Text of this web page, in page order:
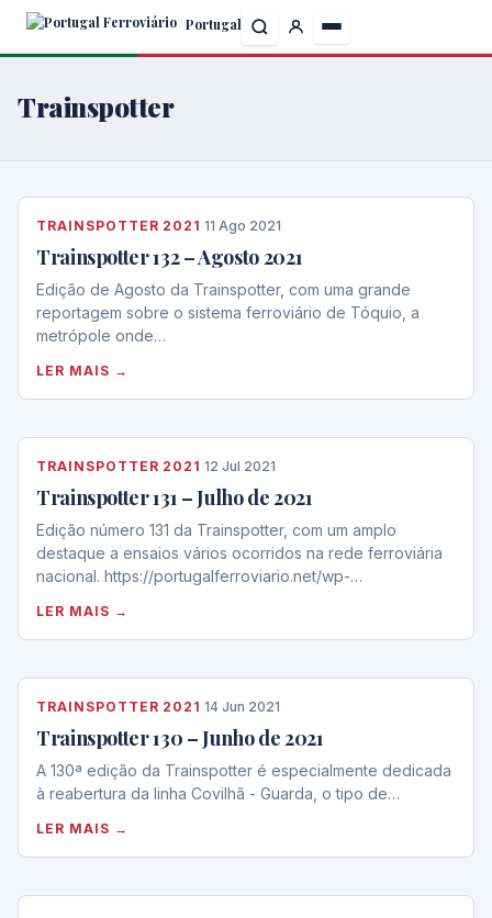
Skip
content
Portugal
Trainspotter
TRAINSPOTTER 2021 ·11 Ago 2021
Trainspotter 132 – Agosto 2021
Edição de Agosto da Trainspotter, com uma grande
reportagem sobre o sistema ferroviário de Tóquio, a
metrópole onde…
LER MAIS →
TRAINSPOTTER 2021 ·12 Jul 2021
Trainspotter 131 – Julho de 2021
Edição número 131 da Trainspotter, com um amplo
destaque a ensaios vários ocorridos na rede ferroviária
nacional. https://portugalferroviario.net/wp-
LER MAIS →
TRAINSPOTTER 2021 ·14 Jun 2021
Trainspotter 130 – Junho de 2021
A 130ª edição da Trainspotter é especialmente dedicada
à reabertura da linha Covilhã - Guarda, o tipo de…
LER MAIS →